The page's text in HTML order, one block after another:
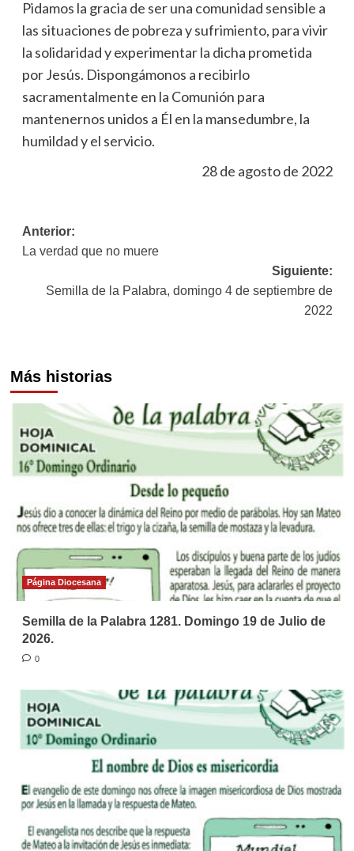
Pidamos la gracia de ser una comunidad sensible a
las situaciones de pobreza y sufrimiento, para vivir
la solidaridad y experimentar la dicha prometida
por Jesús. Dispongámonos a recibirlo
sacramentalmente en la Comunión para
mantenernos unidos a Él en la mansedumbre, la
humildad y el servicio.
28 de agosto de 2022
Navegación
de
entradas
Anterior:
La verdad que no muere
Siguiente:
Semilla de la Palabra, domingo 4 de septiembre de
2022
Más historias
Página Diocesana
Semilla de la Palabra 1281. Domingo 19 de Julio de
2026.
0